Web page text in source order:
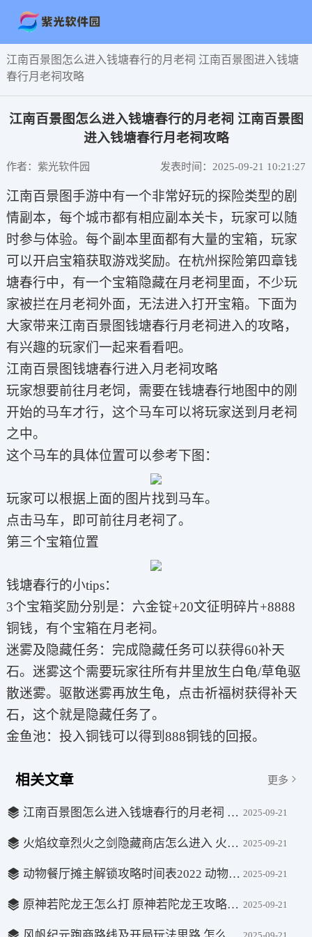
江南百景图怎么进入钱塘春行的月老祠 江南百景图进入钱塘
春行月老祠攻略
江南百景图怎么进入钱塘春行的月老祠 江南百景图
进入钱塘春行月老祠攻略
作者：紫光软件园 发表时间：2025-09-21 10:21:27
江南百景图手游中有一个非常好玩的探险类型的剧
情副本，每个城市都有相应副本关卡，玩家可以随
时参与体验。每个副本里面都有大量的宝箱，玩家
可以开启宝箱获取游戏奖励。在杭州探险第四章钱
塘春行中，有一个宝箱隐藏在月老祠里面，不少玩
家被拦在月老祠外面，无法进入打开宝箱。下面为
大家带来江南百景图钱塘春行月老祠进入的攻略，
有兴趣的玩家们一起来看看吧。
江南百景图钱塘春行进入月老祠攻略
玩家想要前往月老饲，需要在钱塘春行地图中的刚
开始的马车才行，这个马车可以将玩家送到月老祠
之中。
这个马车的具体位置可以参考下图：
玩家可以根据上面的图片找到马车。
点击马车，即可前往月老祠了。
第三个宝箱位置
钱塘春行的小tips：
3个宝箱奖励分别是：六金锭+20文征明碎片+8888
铜钱，有个宝箱在月老祠。
迷雾及隐藏任务：完成隐藏任务可以获得60补天
石。迷雾这个需要玩家往所有井里放生白龟/草龟驱
散迷雾。驱散迷雾再放生龟，点击祈福树获得补天
石，这个就是隐藏任务了。
金鱼池：投入铜钱可以得到888铜钱的回报。
相关文章 更多
江南百景图怎么进入钱塘春行的月老祠 江南百景图进入钱塘春行月老祠攻略 2025-09-21
火焰纹章烈火之剑隐藏商店怎么进入 火焰纹章烈火之剑隐藏商店在哪里2022 2025-09-21
动物餐厅摊主解锁攻略时间表2022 动物餐厅2022摊主解锁攻略时间表什么样 2025-09-21
原神若陀龙王怎么打 原神若陀龙王攻略阵容 2025-09-21